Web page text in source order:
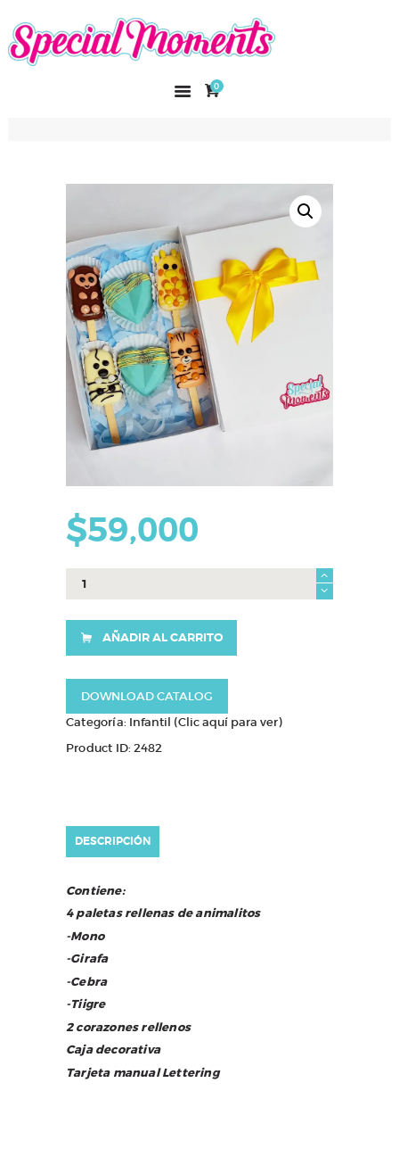
0
SPECIAL MOMENTS
El amor hecho arte
CURSOS
$59,000
caja
AÑADIR AL CARRITO
DOWNLOAD CATALOG
Categoría: Infantil (Clic aquí para ver)
Product ID:2482
DESCRIPCIÓN
Contiene:
4 paletas rellenas de animalitos
-Mono
-Girafa
-Cebra
-Tiigre
2 corazones rellenos
Caja decorativa
Tarjeta manual Lettering